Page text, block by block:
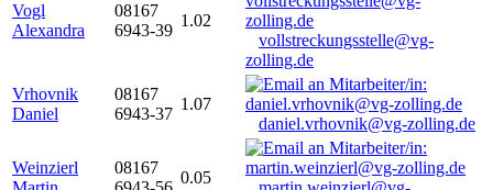
Vogl
Alexandra
08167
6943-39
1.02
vollstreckungsstelle@vg-
zolling.de
Vrhovnik
Daniel
08167
6943-37
1.07
daniel.vrhovnik@vg-zolling.de
Weinzierl
08167
0.05